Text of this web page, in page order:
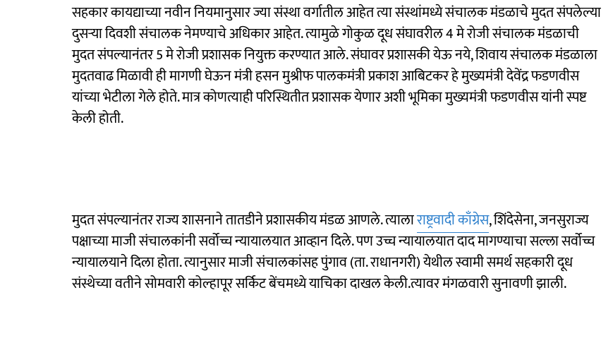
सहकार कायद्याच्या नवीन नियमानुसार ज्या संस्था वर्गातील आहेत त्या संस्थांमध्ये संचालक मंडळाचे मुदत संपलेल्या
दुसऱ्या दिवशी संचालक नेमण्याचे अधिकार आहेत. त्यामुळे गोकुळ दूध संघावरील 4 मे रोजी संचालक मंडळाची
मुदत संपल्यानंतर 5 मे रोजी प्रशासक नियुक्त करण्यात आले. संघावर प्रशासकी येऊ नये, शिवाय संचालक मंडळाला
मुदतवाढ मिळावी ही मागणी घेऊन मंत्री हसन मुश्रीफ पालकमंत्री प्रकाश आबिटकर हे मुख्यमंत्री देवेंद्र फडणवीस
यांच्या भेटीला गेले होते. मात्र कोणत्याही परिस्थितीत प्रशासक येणार अशी भूमिका मुख्यमंत्री फडणवीस यांनी स्पष्ट
केली होती.
मुदत संपल्यानंतर राज्य शासनाने तातडीने प्रशासकीय मंडळ आणले. त्यालाराष्ट्रवादी काँग्रेस, शिंदेसेना, जनसुराज्य
पक्षाच्या माजी संचालकांनी सर्वोच्च न्यायालयात आव्हान दिले. पण उच्च न्यायालयात दाद मागण्याचा सल्ला सर्वोच्च
न्यायालयाने दिला होता. त्यानुसार माजी संचालकांसह पुंगाव (ता. राधानगरी) येथील स्वामी समर्थ सहकारी दूध
संस्थेच्या वतीने सोमवारी कोल्हापूर सर्किट बेंचमध्ये याचिका दाखल केली.त्यावर मंगळवारी सुनावणी झाली.